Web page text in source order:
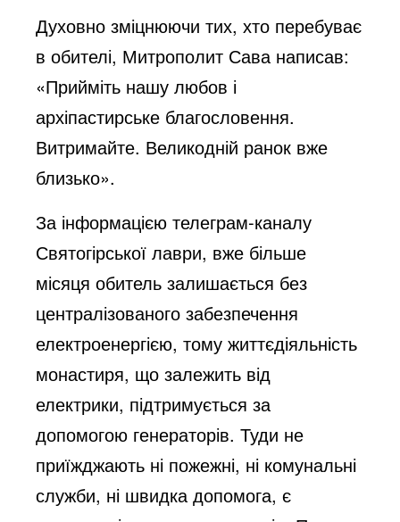
Духовно зміцнюючи тих, хто перебуває
в обителі, Митрополит Сава написав:
«Прийміть нашу любов і
архіпастирське благословення.
Витримайте. Великодній ранок вже
близько».
За інформацією телеграм-каналу
Святогірської лаври, вже більше
місяця обитель залишається без
централізованого забезпечення
електроенергією, тому життєдіяльність
монастиря, що залежить від
електрики, підтримується за
допомогою генераторів. Туди не
приїжджають ні пожежні, ні комунальні
служби, ні швидка допомога, є